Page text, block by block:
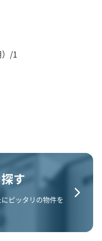
）/1
す
ピッタリの物件を